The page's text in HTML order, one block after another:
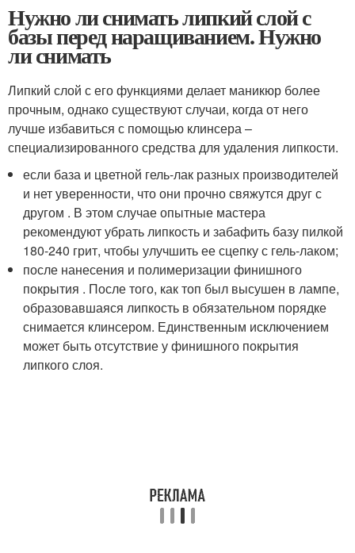
Нужно ли снимать липкий слой с
базы перед наращиванием. Нужно
ли снимать
Липкий слой с его функциями делает маникюр более
прочным, однако существуют случаи, когда от него
лучше избавиться с помощью клинсера –
специализированного средства для удаления липкости.
если база и цветной гель-лак разных производителей
и нет уверенности, что они прочно свяжутся друг с
другом . В этом случае опытные мастера
рекомендуют убрать липкость и забафить базу пилкой
180-240 грит, чтобы улучшить ее сцепку с гель-лаком;
после нанесения и полимеризации финишного
покрытия . После того, как топ был высушен в лампе,
образовавшаяся липкость в обязательном порядке
снимается клинсером. Единственным исключением
может быть отсутствие у финишного покрытия
липкого слоя.